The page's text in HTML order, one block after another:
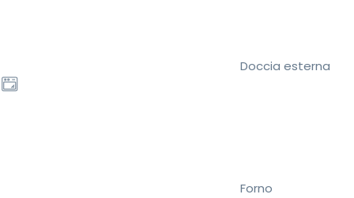
Doccia esterna
Forno